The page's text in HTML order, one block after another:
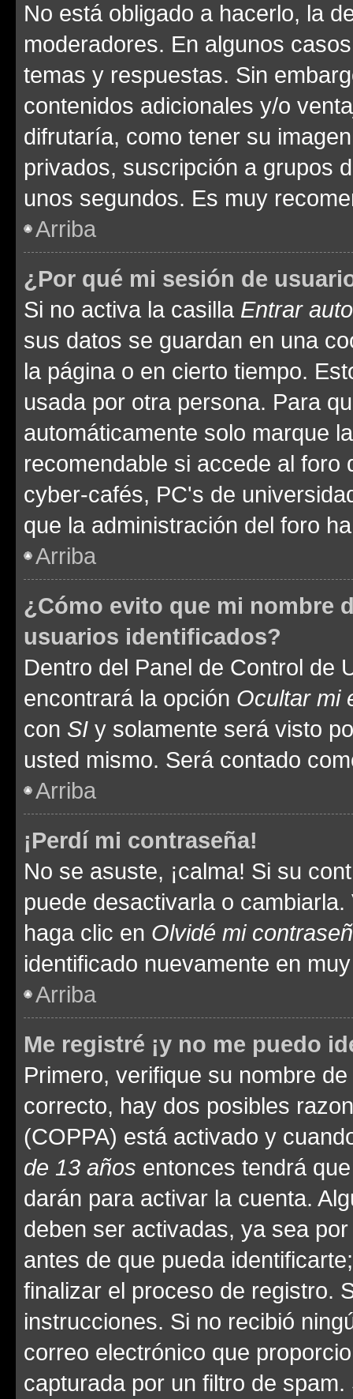
No está obligado a hacerlo, la
moderadores. En algunos
temas y respuestas. Sin
contenidos adicionales y/o
difrutaría, como tener su
privados, suscripción a grupos
unos segundos. Es muy
Arriba
¿Por qué mi sesión de
Si no activa la casilla Entrar
sus datos se guardan en una
la página o en cierto tiempo.
usada por otra persona. Para
automáticamente solo marque
recomendable si accede al foro
cyber-cafés, PC's de
que la administración del foro
Arriba
¿Cómo evito que mi nombre
usuarios identificados?
Dentro del Panel de Control de
encontrará la opción Ocultar mi
con SI y solamente será visto
usted mismo. Será contado
Arriba
¡Perdí mi contraseña!
No se asuste, ¡calma! Si su
puede desactivarla o
haga clic en Olvidé mi
identificado nuevamente en
Arriba
Me registré ¡y no me puedo
Primero, verifique su nombre
correcto, hay dos posibles
(COPPA) está activado y
de 13 años entonces tendrá
darán para activar la cuenta.
deben ser activadas, ya sea
antes de que pueda
finalizar el proceso de registro.
instrucciones. Si no recibió
correo electrónico que
capturada por un filtro de